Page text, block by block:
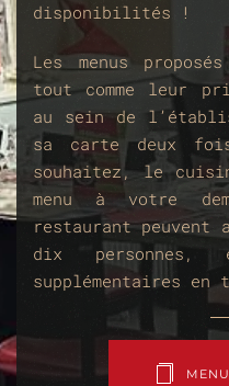
disponibilités !
Les menus
tout comme leur
au sein de
sa carte deux
souhaitez, le
menu à votre
restaurant
dix personnes,
supplémentaires en